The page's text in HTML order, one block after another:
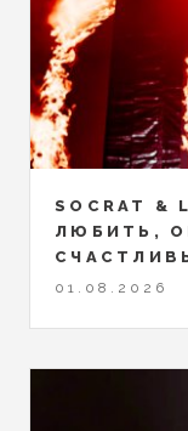
SOCRAT
ЛЮБИТЬ,
01.08.2026